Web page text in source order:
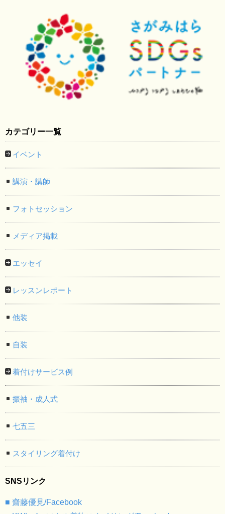
カテゴリー一覧
イベント
講演・講師
フォトセッション
メディア掲載
エッセイ
レッスンレポート
他装
自装
着付けサービス例
振袖・成人式
七五三
スタイリング着付け
SNSリンク
■ 齋藤優見/Facebook